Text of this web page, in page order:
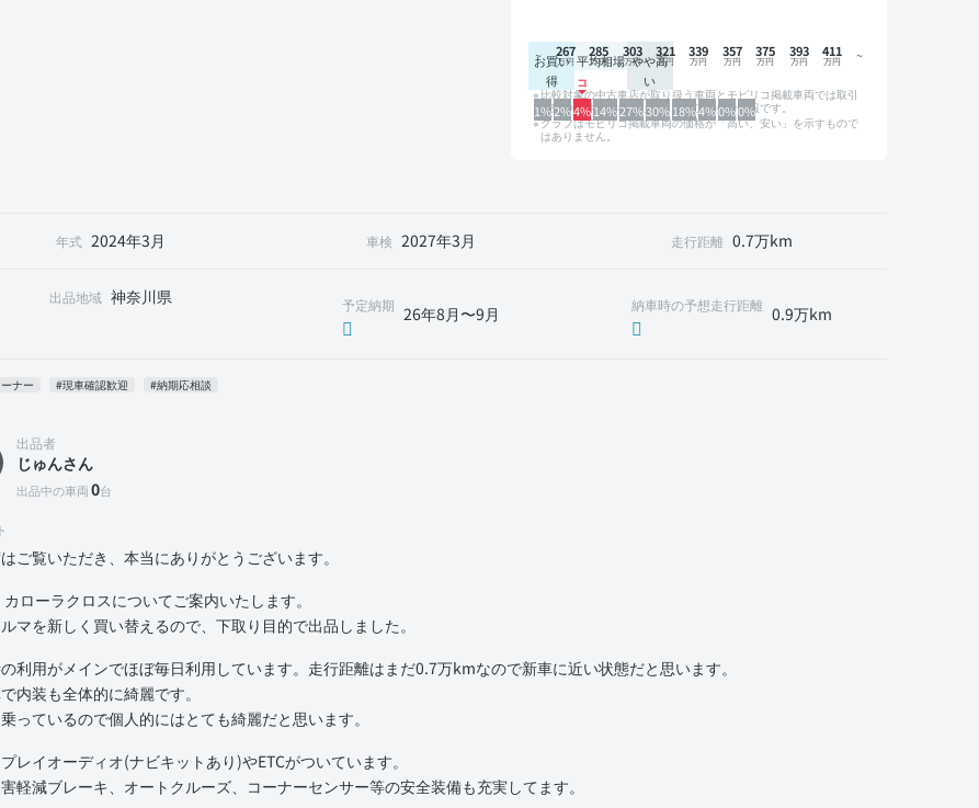
お買い
得
平均相場 やや高
い
1%2%4%14%27%30%18%4%0%0%
267 285 303 321 339 357 375 393 411
比較対象の中古車店が取り扱う車両とモビリコ掲載車両では取引
形態や条件が異なるため、グラフは参考情報です。
グラフはモビリコ掲載車両の価格が「高い、安い」を示すもので
はありません。
年式 2024年3月 車検 2027年3月 走行距離 0.7万km
出品地域 神奈川県 予定納期 26年8月〜9月 納車時の予想走行距離 0.9万km
ナー #現車確認歓迎 #納期応相談
出品者
じゅんさん
出品中の車両0台
ご覧いただき、本当にありがとうございます。
カローラクロスについてご案内いたします。
マを新しく買い替えるので、下取り目的で出品しました。
利用がメインでほぼ毎日利用しています。走行距離はまだ0.7万kmなので新車に近い状態だと思います。
内装も全体的に綺麗です。
っているので個人的にはとても綺麗だと思います。
レイオーディオ(ナビキットあり)やETCがついています。
軽減ブレーキ、オートクルーズ、コーナーセンサー等の安全装備も充実してます。